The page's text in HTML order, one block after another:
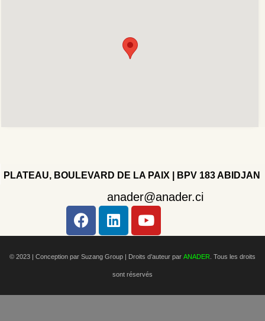
PLATEAU, BOULEVARD DE LA PAIX | BPV 183 ABIDJAN
anader@anader.ci
© 2023 | Conception par Suzang Group | Droits d’auteur par ANADER . Tous les droits
sont réservés
Copyright 2022 - Company - All rights reserved. Powered
by WordPress.